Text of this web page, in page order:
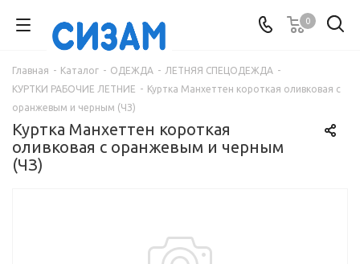
0
Главная - Каталог - ОДЕЖДА - ЛЕТНЯЯ СПЕЦОДЕЖДА -
КУРТКИ РАБОЧИЕ ЛЕТНИЕ - Куртка Манхеттен короткая оливковая с
оранжевым и черным (ЧЗ)
Куртка Манхеттен короткая
оливковая с оранжевым и черным
(ЧЗ)